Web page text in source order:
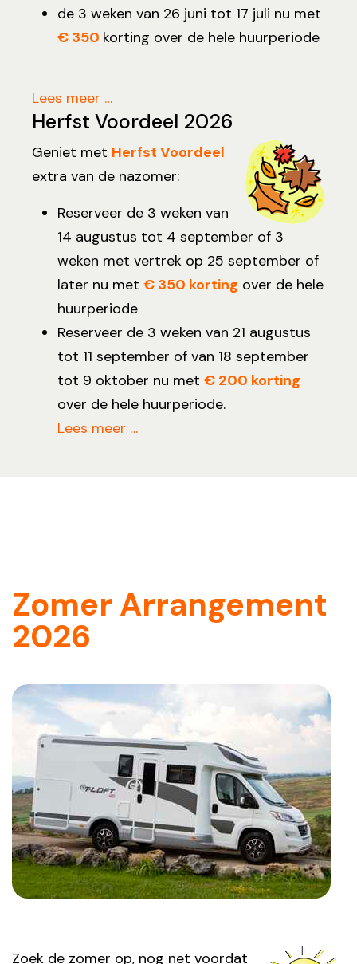
de 3 weken van 26 juni tot 17 juli nu met
€ 350 korting over de hele huurperiode
Lees meer …
Herfst Voordeel 2026
Geniet met Herfst Voordeel
extra van de nazomer:
Reserveer de 3 weken van
14 augustus tot 4 september of 3
weken met vertrek op 25 september of
later nu met € 350 korting over de hele
huurperiode
Reserveer de 3 weken van 21 augustus
tot 11 september of van 18 september
tot 9 oktober nu met € 200 korting
over de hele huurperiode.
Lees meer …
Zomer Arrangement
2026
Zoek de zomer op, nog net voordat